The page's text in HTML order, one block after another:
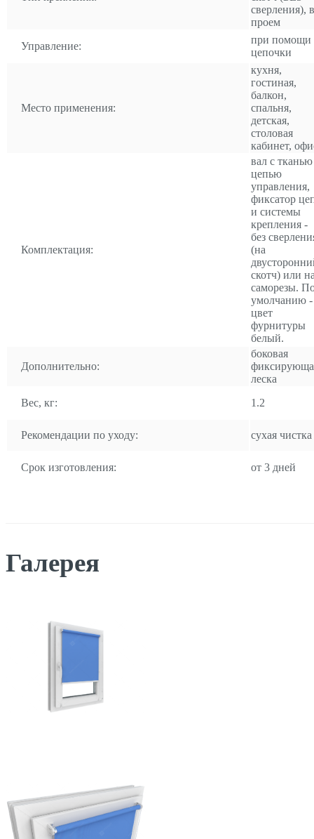
сверления), в
проем
Управление:
при помощи
цепочки
Место применения:
кухня,
гостиная,
балкон,
спальня,
детская,
столовая
кабинет,
Комплектация:
вал с
цепью
управления,
фиксатор
и системы
крепления -
без
(на
скотч) или
саморезы.
умолчанию -
цвет
фурнитуры
белый.
Дополнительно:
боковая
леска
Вес, кг:
1.2
Рекомендации по уходу: сухая чистка
Срок изготовления: от 3 дней
Галерея